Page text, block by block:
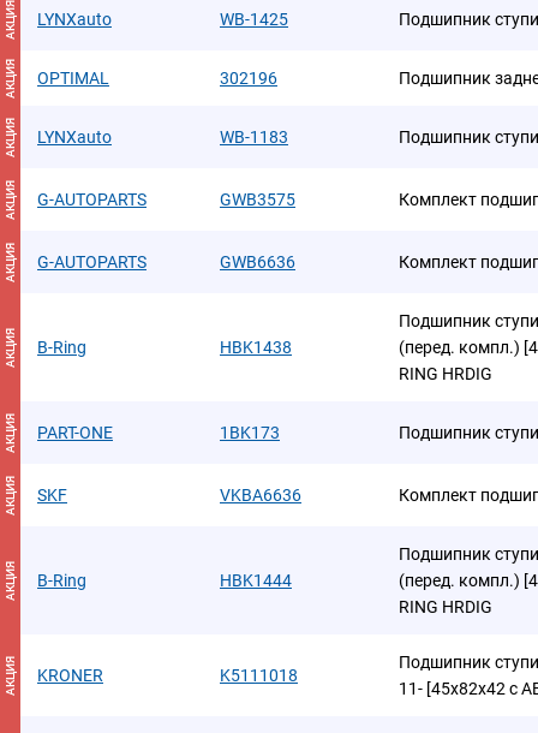
АКЦИЯ LYNXauto WB-1425 Подшипник
АКЦИЯ OPTIMAL 302196 Подшипник
АКЦИЯ LYNXauto WB-1183 Подшипник
АКЦИЯ G-AUTOPARTS GWB3575 Комплект
АКЦИЯ G-AUTOPARTS GWB6636 Комплект
АКЦИЯ B-Ring HBK1438
Подшипник
(перед. компл.)
RING HRDIG
АКЦИЯ PART-ONE 1BK173 Подшипник
АКЦИЯ SKF VKBA6636 Комплект
АКЦИЯ B-Ring HBK1444
Подшипник
(перед. компл.)
RING HRDIG
АКЦИЯ KRONER K5111018
Подшипник
11- [45x82x42 с